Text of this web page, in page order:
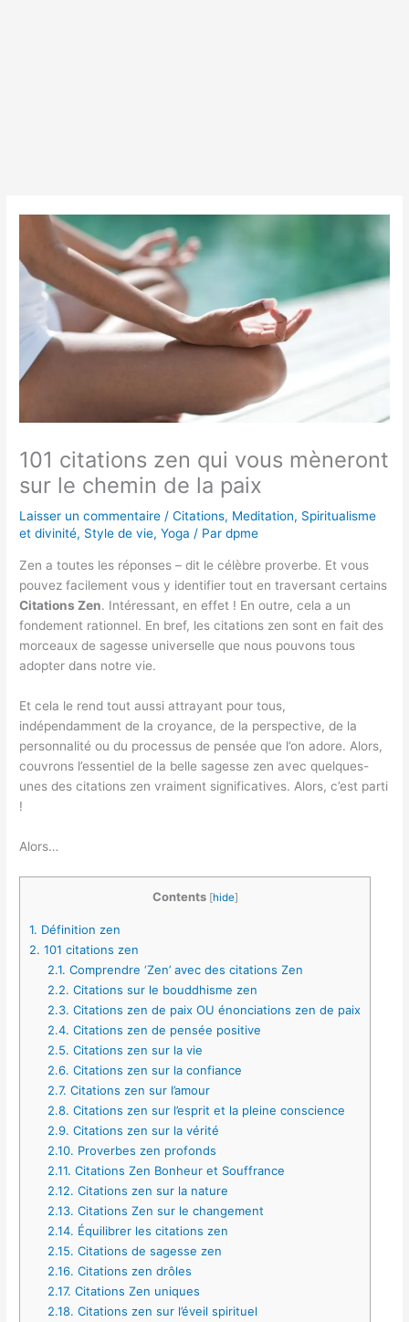
101 citations zen qui vous mèneront
sur le chemin de la paix
Laisser un commentaire /Citations, Meditation, Spiritualisme
et divinité, Style de vie,Yoga / Pardpme
Zen a toutes les réponses – dit le célèbre proverbe. Et vous
pouvez facilement vous y identifier tout en traversant certains
Citations Zen. Intéressant, en effet ! En outre, cela a un
fondement rationnel. En bref, les citations zen sont en fait des
morceaux de sagesse universelle que nous pouvons tous
adopter dans notre vie.
Et cela le rend tout aussi attrayant pour tous,
indépendamment de la croyance, de la perspective, de la
personnalité ou du processus de pensée que l’on adore. Alors,
couvrons l’essentiel de la belle sagesse zen avec quelques-
unes des citations zen vraiment significatives. Alors, c’est parti
!
Alors…
Contents [hide]
1. Définition zen
2. 101 citations zen
2.1. Comprendre ‘Zen’ avec des citations Zen
2.2. Citations sur le bouddhisme zen
2.3. Citations zen de paix OU énonciations zen de paix
2.4. Citations zen de pensée positive
2.5. Citations zen sur la vie
2.6. Citations zen sur la confiance
2.7. Citations zen sur l’amour
2.8. Citations zen sur l’esprit et la pleine conscience
2.9. Citations zen sur la vérité
2.10. Proverbes zen profonds
2.11. Citations Zen Bonheur et Souffrance
2.12. Citations zen sur la nature
2.13. Citations Zen sur le changement
2.14. Équilibrer les citations zen
2.15. Citations de sagesse zen
2.16. Citations zen drôles
2.17. Citations Zen uniques
2.18. Citations zen sur l’éveil spirituel